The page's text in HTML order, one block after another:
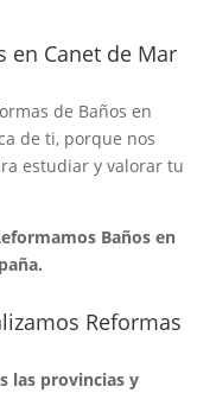
en Canet de Mar
de Baños en
de ti, porque nos
estudiar y valorar tu
Baños en
Reformas
las provincias y